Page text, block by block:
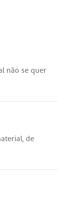
não se quer
, de